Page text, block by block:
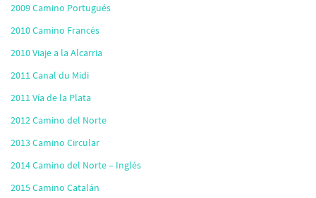
2009 Camino Portugués
2010 Camino Francés
2010 Viaje a la Alcarria
2011 Canal du Midi
2011 Vía de la Plata
2012 Camino del Norte
2013 Camino Circular
2014 Camino del Norte – Inglés
2015 Camino Catalán